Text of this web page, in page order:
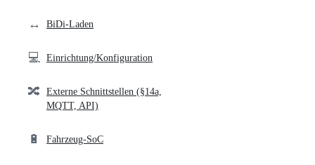
↔️ BiDi-Laden
💻 Einrichtung/Konfiguration
🔀 Externe Schnittstellen (§14a,
MQTT, API)
🔋 Fahrzeug-SoC